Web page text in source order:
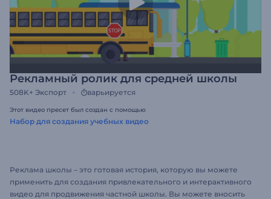
Рекламный ролик для средней школы
508K+ Экспорт варьируется
Этот видео пресет был создан с помощью
Набор для создания учебных видео
Реклама школы – это готовая история, которую вы можете
применить для создания привлекательного и интерактивного
видео для продвижения частной школы. Вы можете вносить